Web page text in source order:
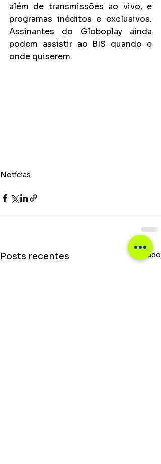
além de transmissões ao vivo, e
programas inéditos e exclusivos.
Assinantes do Globoplay ainda
podem assistir ao BIS quando e
onde quiserem.
Notícias
Posts recentes Ver tudo